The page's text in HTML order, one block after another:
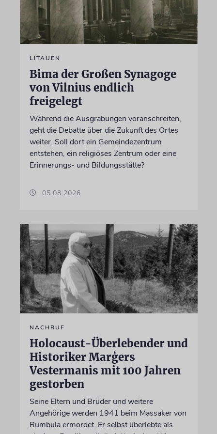
LITAUEN
Bima der Großen Synagoge
von Vilnius endlich
freigelegt
Während die Ausgrabungen voranschreiten,
geht die Debatte über die Zukunft des Ortes
weiter. Soll dort ein Gemeindezentrum
entstehen, ein religiöses Zentrum oder eine
Erinnerungs- und Bildungsstätte?
05.08.2026
NACHRUF
Holocaust-Überlebender und
Historiker Marģers
Vestermanis mit 100 Jahren
gestorben
Seine Eltern und Brüder und weitere
Angehörige werden 1941 beim Massaker von
Rumbula ermordet. Er selbst überlebte als